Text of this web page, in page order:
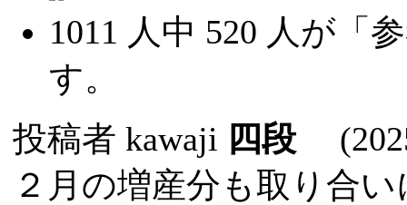
1011 人中 520 人が「
す。
投稿者 kawaji 四段
２月の増産分も取り合